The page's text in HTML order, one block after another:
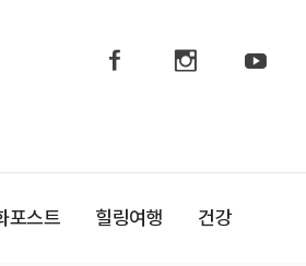
인
타
튜
포스트 힐링여행 건강